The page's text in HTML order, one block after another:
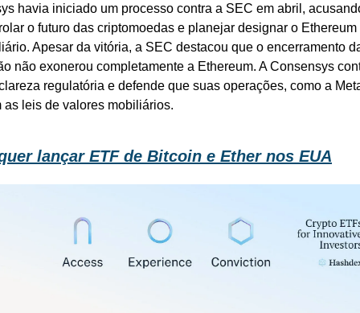
havia iniciado um processo contra a SEC em abril,
o futuro das criptomoedas e planejar designar o Ethereum
Apesar da vitória, a SEC destacou que o encerramento
não exonerou completamente a Ethereum. A Consensys
regulatória e defende que suas operações, como a
as leis de valores mobiliários.
lançar ETF de Bitcoin e Ether nos EUA